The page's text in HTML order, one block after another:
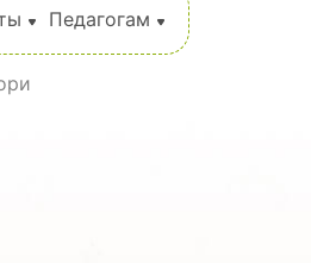
Педагогам